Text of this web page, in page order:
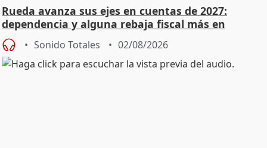
Rueda avanza sus ejes en cuentas de 2027:
dependencia y alguna rebaja fiscal más en
vivienda
Sonido Totales 02/08/2026